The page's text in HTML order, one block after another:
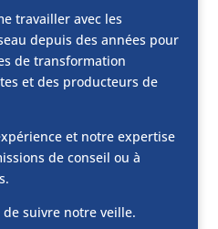
travailler avec les
depuis des années pour
de transformation
et des producteurs de
et notre expertise
de conseil ou à
suivre notre veille.